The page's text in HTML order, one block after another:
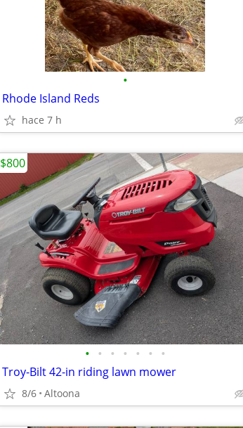
•
Rhode Island Reds
hace 7 h
• • • • • • •
Troy-Bilt 42-in riding lawn mower
8/6 Altoona
$800